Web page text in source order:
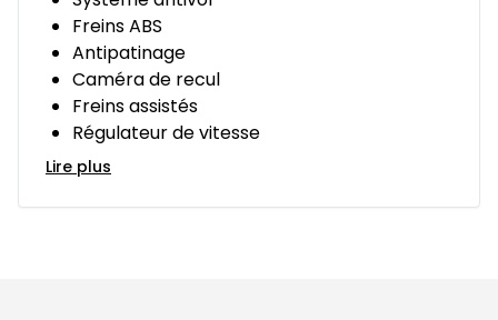
Freins ABS
Antipatinage
Caméra de recul
Freins assistés
Régulateur de vitesse
Lire plus